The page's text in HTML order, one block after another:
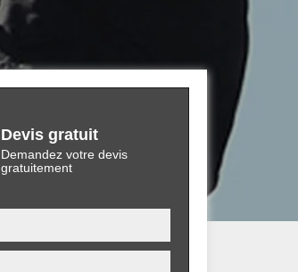
Devis gratuit
Demandez votre devis
gratuitement